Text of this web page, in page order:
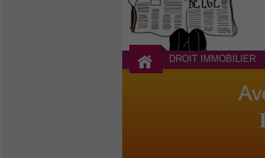
DROIT IMMOBILIER